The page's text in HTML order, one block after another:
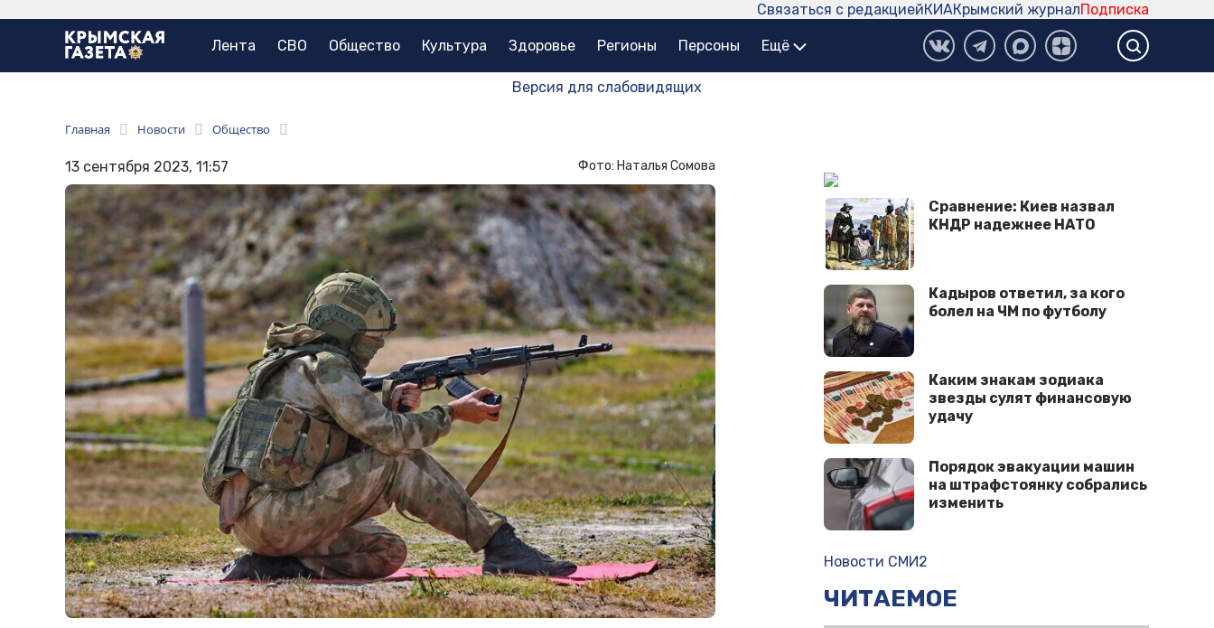
Подписка
Крымский журнал
КИА
Связаться с редакцией
Лента СВО Общество Культура Здоровье Регионы Персоны Ещё
Версия для слабовидящих
Главная Новости Общество
13 сентября 2023, 11:57 Фото: Наталья Сомова
Сравнение: Киев назвал
КНДР надежнее НАТО
Кадыров ответил, за кого
болел на ЧМ по футболу
Каким знакам зодиака
звезды сулят финансовую
удачу
Порядок эвакуации машин
на штрафстоянку собрались
изменить
Новости СМИ2
ЧИТАЕМОЕ